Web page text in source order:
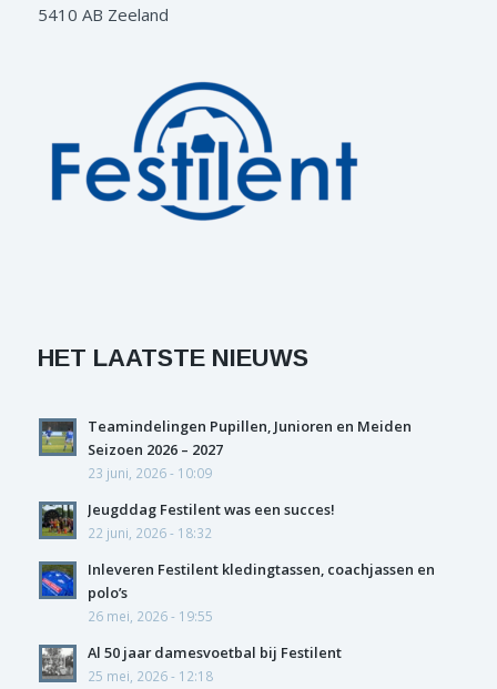
5410 AB Zeeland
HET LAATSTE NIEUWS
Teamindelingen Pupillen, Junioren en Meiden
Seizoen 2026 – 2027
23 juni, 2026 - 10:09
Jeugddag Festilent was een succes!
22 juni, 2026 - 18:32
Inleveren Festilent kledingtassen, coachjassen en
polo’s
26 mei, 2026 - 19:55
Al 50 jaar damesvoetbal bij Festilent
25 mei, 2026 - 12:18